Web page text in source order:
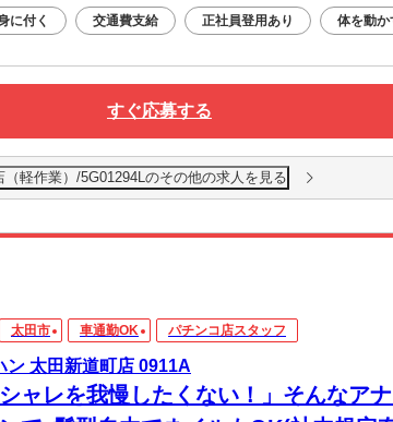
に付く 交通費支給 正社員登用あり 体を動か
すぐ応募する
（軽作業）/5G01294Lのその他の求人を見る
太田市 車通勤OK パチンコ店スタッフ
ン 太田新道町店 0911A
シャレを我慢したくない！」そんなア